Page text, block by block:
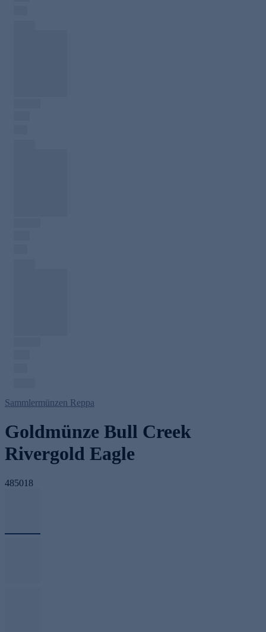
Sammlermünzen Reppa
Goldmünze Bull Creek
Rivergold Eagle
485018